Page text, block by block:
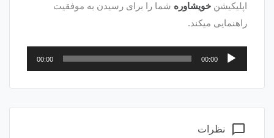
اپلیکیشن خویشاوره شما را برای رسیدن به موفقیت
راهنمایی میکند.
پخش‌کننده
صوت
00:00
00:00
chat_bubble_outline نظرات